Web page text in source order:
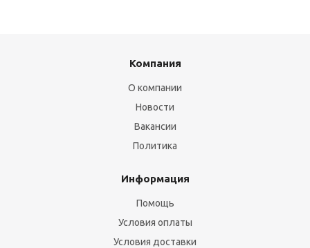
Компания
О компании
Новости
Вакансии
Политика
Информация
Помощь
Условия оплаты
Условия доставки